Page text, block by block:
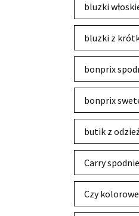
bluzki
bluzki z
bonprix
bonprix
butik z
Carry
Czy